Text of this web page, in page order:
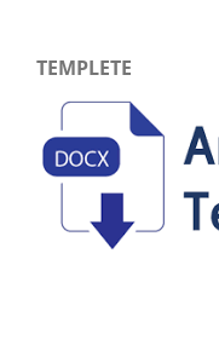
TEMPLETE